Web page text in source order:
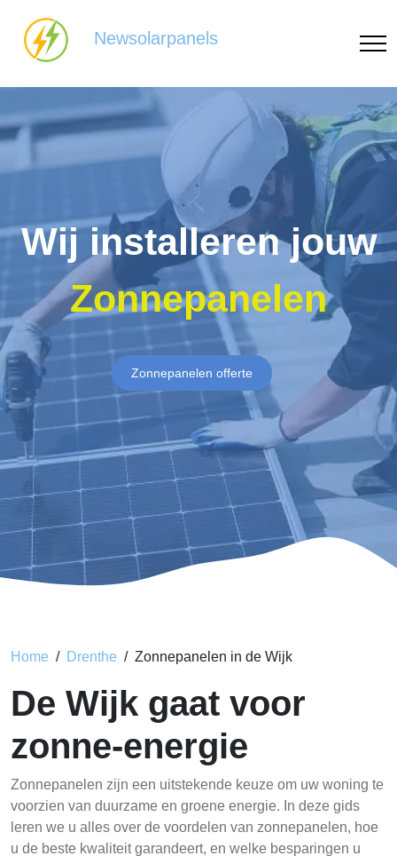
Newsolarpanels
Wij installeren jouw
Zonnepanelen
Zonnepanelen offerte
Home Drenthe Zonnepanelen in de Wijk
De Wijk gaat voor
zonne-energie
Zonnepanelen zijn een uitstekende keuze om uw woning te
voorzien van duurzame en groene energie. In deze gids
leren we u alles over de voordelen van zonnepanelen, hoe
u de beste kwaliteit garandeert, en welke besparingen u